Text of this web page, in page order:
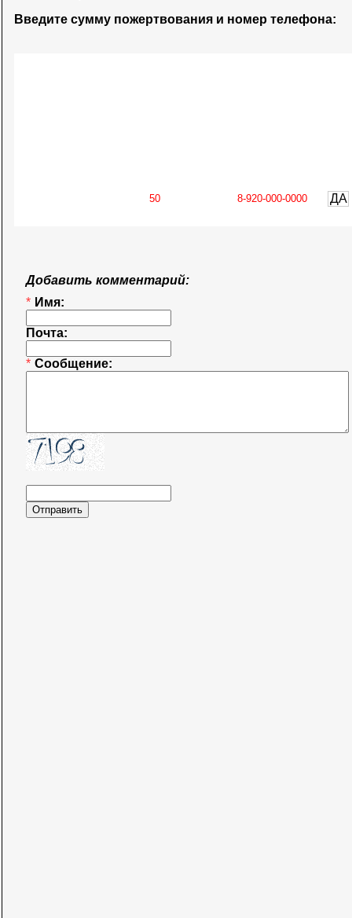
Введите сумму пожертвования и номер телефона:
ДА
Добавить комментарий:
* Имя:
Почта:
* Сообщение: